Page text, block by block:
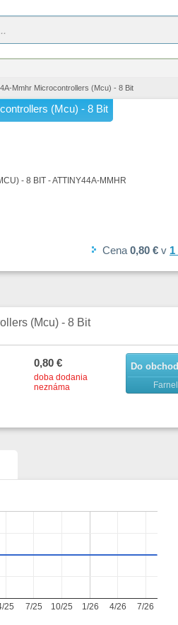
Mmhr Microcontrollers (Mcu) - 8 Bit
(Mcu) - 8 Bit
- 8 BIT - ATTINY44A-MMHR
Cena 0,80 € v 1
(Mcu) - 8 Bit
Do
0,80 €
doba dodania
neznáma
1/26
25 7/25 10/25 4/26 7/26